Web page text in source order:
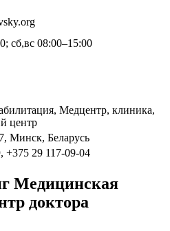
сб,вс 08:00–15:00
Медцентр, клиника,
центр
Минск, Беларусь
+375 29 117-09-04
Медицинская
доктора